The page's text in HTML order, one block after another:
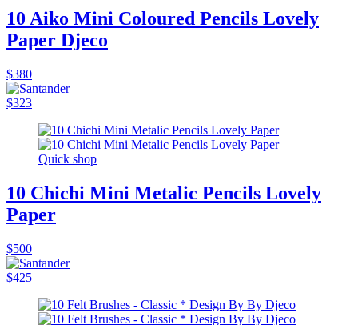
10 Aiko Mini Coloured Pencils Lovely
Paper Djeco
$380
$323
Quick shop
10 Chichi Mini Metalic Pencils Lovely
Paper
$500
$425